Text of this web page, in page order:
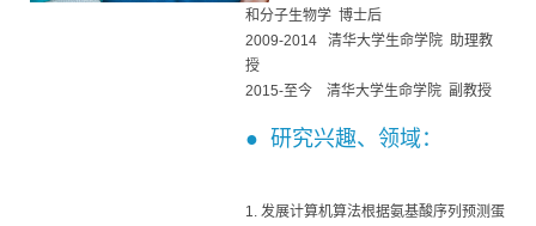
和分子生物学 博士后
2009-2014 清华大学生命学院 助理教
授
2015-至今 清华大学生命学院 副教授
● 研究兴趣、领域：
1. 发展计算机算法根据氨基酸序列预测蛋